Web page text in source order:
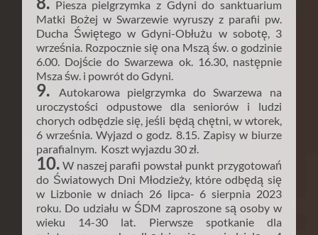
Piesza pielgrzymka z Gdyni do sanktuarium
Matki Bożej w Swarzewie wyruszy z parafii pw.
Ducha Świętego w Gdyni-Obłużu w sobotę, 3
września. Rozpocznie się ona Mszą św. o godzinie
6.00. Dojście do Swarzewa ok. 16.30, następnie
Msza św. i powrót do Gdyni.
9.
Autokarowa pielgrzymka do Swarzewa na
uroczystości odpustowe dla seniorów i ludzi
chorych odbędzie się, jeśli będą chętni, w wtorek,
6 września. Wyjazd o godz. 8.15. Zapisy w biurze
parafialnym. Koszt wyjazdu 30 zł.
10. W naszej parafii powstał punkt przygotowań
do Światowych Dni Młodzieży, które odbędą się
w Lizbonie w dniach 26 lipca- 6 sierpnia 2023
roku. Do udziału w ŚDM zaproszone są osoby w
wieku 14-30 lat. Pierwsze spotkanie dla